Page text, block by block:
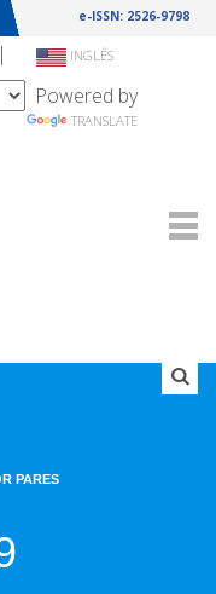
e-ISSN: 2526-9798
| INGLÊS
Powered by
TRANSLATE
PARES